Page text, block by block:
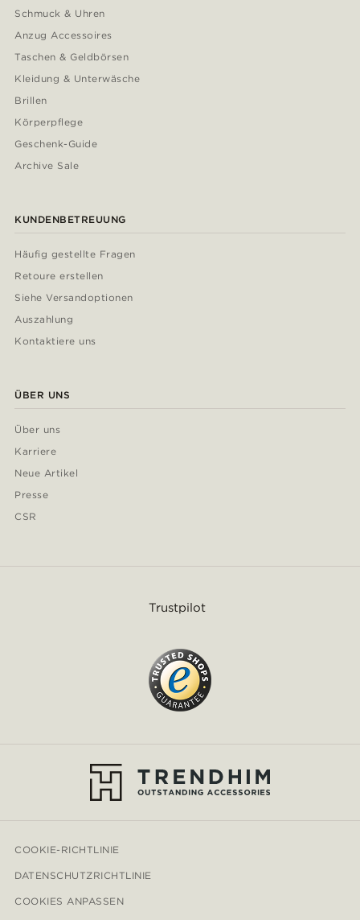
Schmuck & Uhren
Anzug Accessoires
Taschen & Geldbörsen
Kleidung & Unterwäsche
Brillen
Körperpflege
Geschenk-Guide
Archive Sale
KUNDENBETREUUNG
Häufig gestellte Fragen
Retoure erstellen
Siehe Versandoptionen
Auszahlung
Kontaktiere uns
ÜBER UNS
Über uns
Karriere
Neue Artikel
Presse
CSR
Trustpilot
COOKIE-RICHTLINIE
DATENSCHUTZRICHTLINIE
COOKIES ANPASSEN